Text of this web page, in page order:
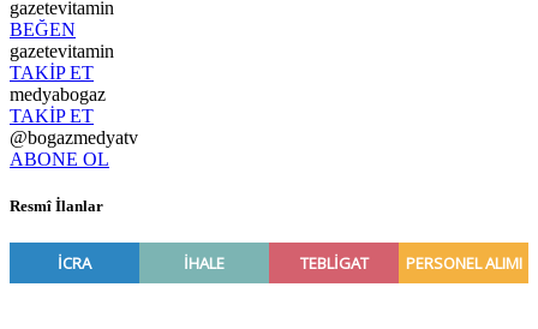
gazetevitamin
BEĞEN
gazetevitamin
TAKİP ET
medyabogaz
TAKİP ET
@bogazmedyatv
ABONE OL
Resmî İlanlar